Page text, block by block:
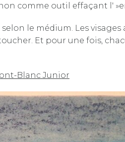
comme outil effaçant l'
le médium. Les
Et pour une fois,
Blanc Junior